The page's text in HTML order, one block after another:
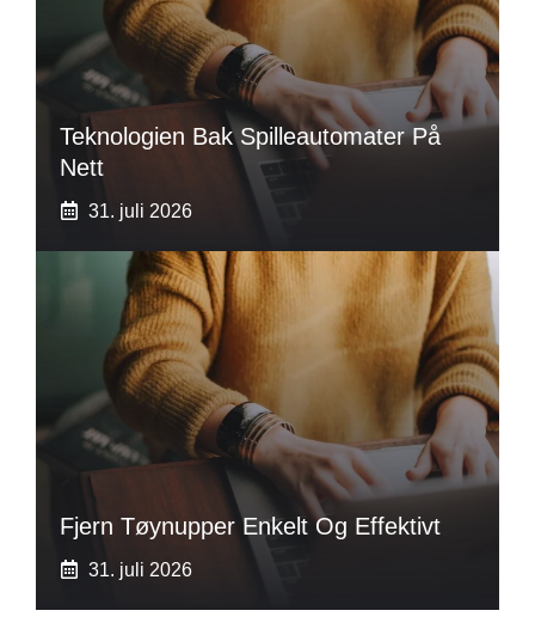
Teknologien Bak Spilleautomater På
Nett
31. juli 2026
Fjern Tøynupper Enkelt Og Effektivt
31. juli 2026